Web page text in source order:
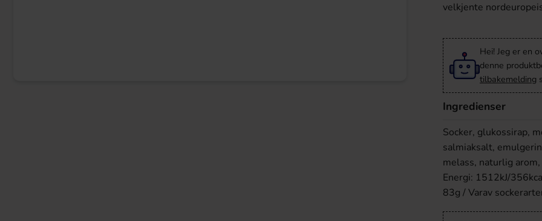
velkjente
Hei! Jeg er en
denne
tilbakemelding
Ingredienser
Socker, glukossirap,
salmiaksalt,
melass, naturlig
Energi: 1512kJ/
83g / Varav